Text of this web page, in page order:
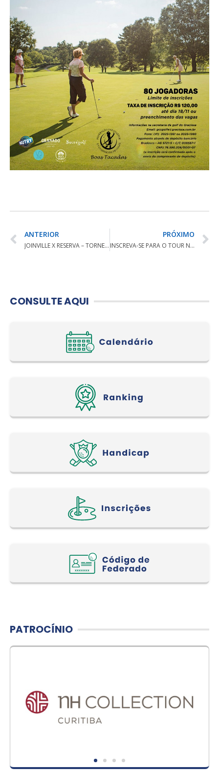
ANTERIOR
JOINVILLE X RESERVA – TORNEIO DE CONFRATERNIZAÇÃO
PRÓXIMO
INSCREVA-SE PARA O TOUR NACIONAL JUVENIL – RJ
CONSULTE AQUI
PATROCÍNIO